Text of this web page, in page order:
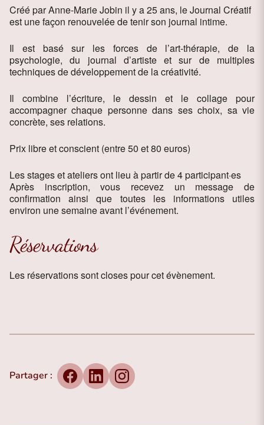
Créé par Anne-Marie Jobin il y a 25 ans, le Journal Créatif
est une façon renouvelée de tenir son journal intime.
Il est basé sur les forces de l’art-thérapie, de la
psychologie, du journal d’artiste et sur de multiples
techniques de développement de la créativité.
Il combine l’écriture, le dessin et le collage pour
accompagner chaque personne dans ses choix, sa vie
concrète, ses relations.
Prix libre et conscient (entre 50 et 80 euros)
Les stages et ateliers ont lieu à partir de 4 participant·es
Après inscription, vous recevez un message de
confirmation ainsi que toutes les informations utiles
environ une semaine avant l’événement.
Réservations
Les réservations sont closes pour cet évènement.
Partager :
FacebookLinkedInInstagram